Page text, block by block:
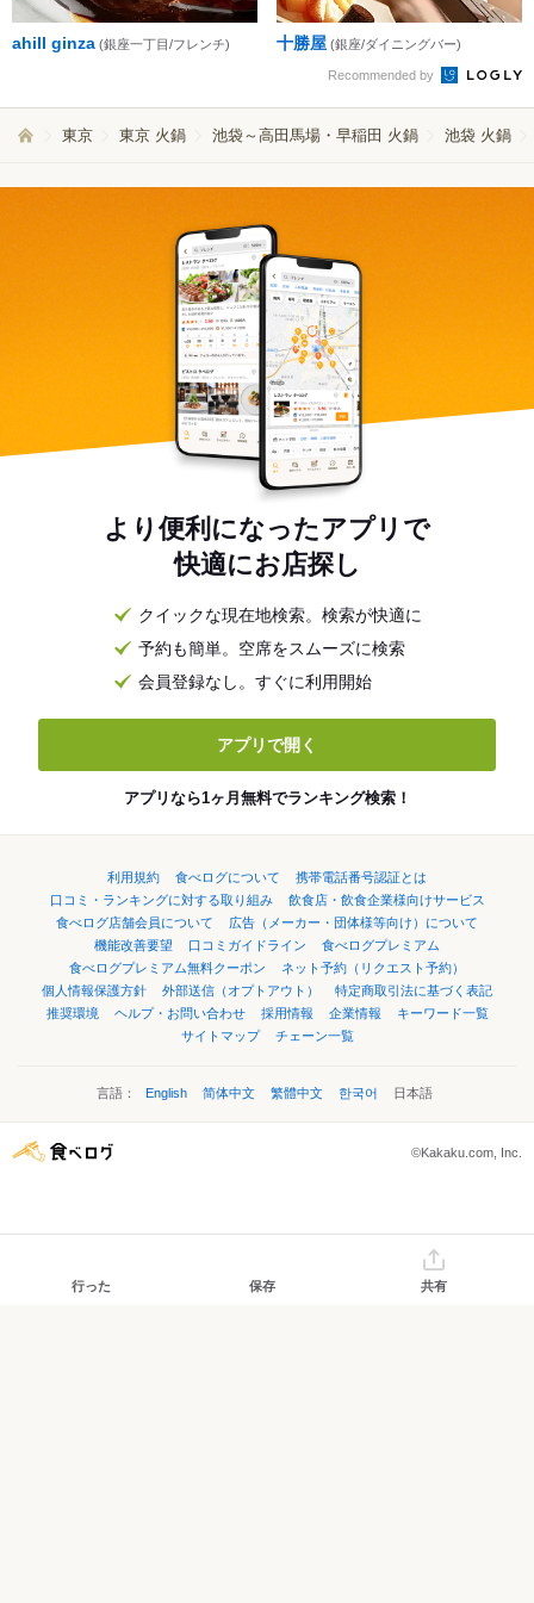
ahill ginza (銀座一丁目/フレンチ) 十勝屋 (銀座/ダイニングバー)
Recommended by
東京 東京 火鍋 池袋～高田馬場・早稲田 火鍋 池袋 火鍋
より便利になったアプリで
快適にお店探し
クイックな現在地検索。検索が快適に
予約も簡単。空席をスムーズに検索
会員登録なし。すぐに利用開始
アプリで開く
アプリなら1ヶ月無料でランキング検索！
利用規約 食べログについて
携帯電話番号認証とは
口コミ・ランキングに対する取り組み
飲食店・飲食企業様向けサービス
食べログ店舗会員について
広告（メーカー・団体様等向け）について
機能改善要望
口コミガイドライン
食べログプレミアム
食べログプレミアム無料クーポン
ネット予約（リクエスト予約）
個人情報保護方針
外部送信（オプトアウト）
特定商取引法に基づく表記
推奨環境
ヘルプ・お問い合わせ 採用情報 企業情報
キーワード一覧
サイトマップ
チェーン一覧
言語： English 简体中文 繁體中文 한국어 日本語
©Kakaku.com, Inc.
行った 保存 共有